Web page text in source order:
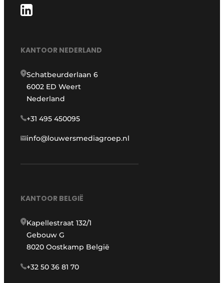
KANTOOR NEDERLAND
Schatbeurderlaan 6
6002 ED Weert
Nederland
+31 495 450095
info@louwersmediagroep.nl
KANTOOR BELGIË
Kapellestraat 132/1
Gebouw G
8020 Oostkamp België
+32 50 36 81 70